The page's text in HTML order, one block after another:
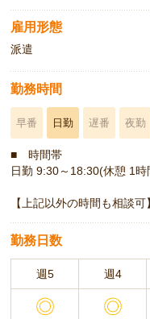
雇用形態
派遣
勤務時間
早番 日勤 遅番 夜勤
■ 時間帯
日勤 9:30～18:30(休憩 1
【上記以外の時間も相談可
勤務日数
週5 週4
◎ ◎